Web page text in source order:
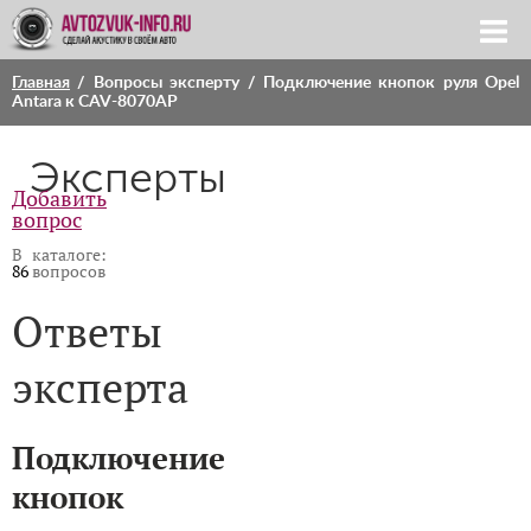
Главная / Вопросы эксперту / Подключение кнопок руля Opel
Antara к CAV-8070AP
Эксперты
Добавить
вопрос
В каталоге:
86вопросов
Ответы
эксперта
Подключение
кнопок